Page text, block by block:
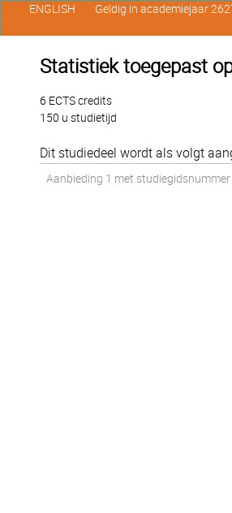
Statistiek toegepast
6 ECTS credits
150 u studietijd
Dit studiedeel wordt als volgt
Aanbieding 1 met
ENGLISH Geldig in academiejaar